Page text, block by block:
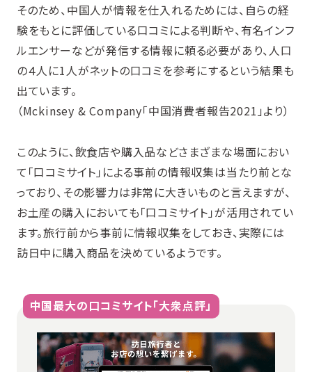
そのため、中国人が情報を仕入れるためには、自らの経
験をもとに評価している口コミによる判断や、有名インフ
ルエンサーなどが発信する情報に頼る必要があり、人口
の４人に1人がネットの口コミを参考にするという結果も
出ています。
（Mckinsey & Company「中国消費者報告2021」より）
このように、飲食店や購入品などさまざまな場面におい
て「口コミサイト」による事前の情報収集は当たり前とな
っており、その影響力は非常に大きいものと言えますが、
お土産の購入においても「口コミサイト」が活用されてい
ます。旅行前から事前に情報収集をしておき、実際には
訪日中に購入商品を決めているようです。
中国最大の口コミサイト「大衆点評」